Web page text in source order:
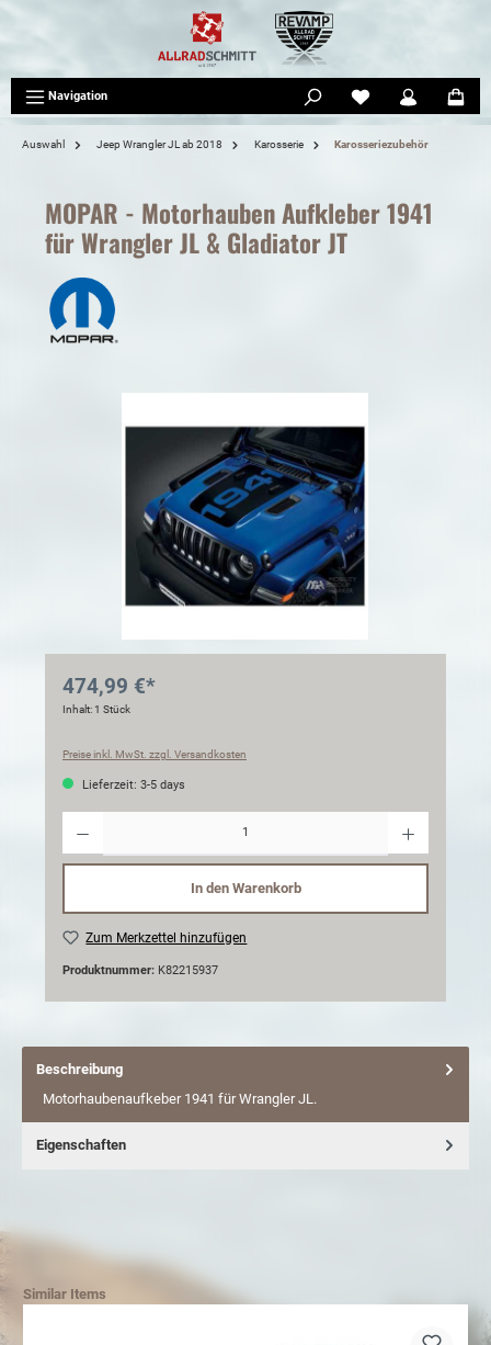
Navigation
Auswahl Jeep Wrangler JL ab 2018 Karosserie Karosseriezubehör
MOPAR - Motorhauben Aufkleber 1941
für Wrangler JL & Gladiator JT
474,99 €*
Inhalt:1 Stück
Preise inkl. MwSt. zzgl. Versandkosten
Lieferzeit: 3-5 days
In den Warenkorb
Zum Merkzettel hinzufügen
Produktnummer: K82215937
Beschreibung
Motorhaubenaufkeber 1941 für Wrangler JL.
Eigenschaften
Similar Items